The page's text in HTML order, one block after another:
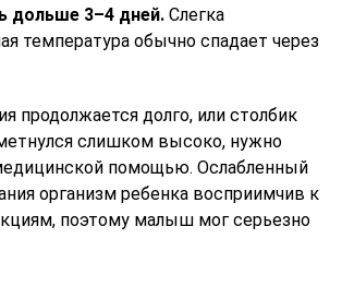
дольше 3–4 дней. Слегка
температура обычно спадает через
продолжается долго, или столбик
слишком высоко, нужно
помощью. Ослабленный
организм ребенка восприимчив к
поэтому малыш мог серьезно